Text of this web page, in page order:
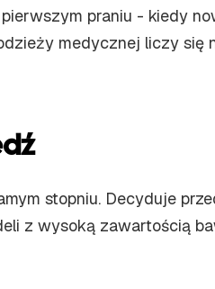
praniu - kiedy
medycznej liczy
stopniu. Decyduje
z wysoką zawartością